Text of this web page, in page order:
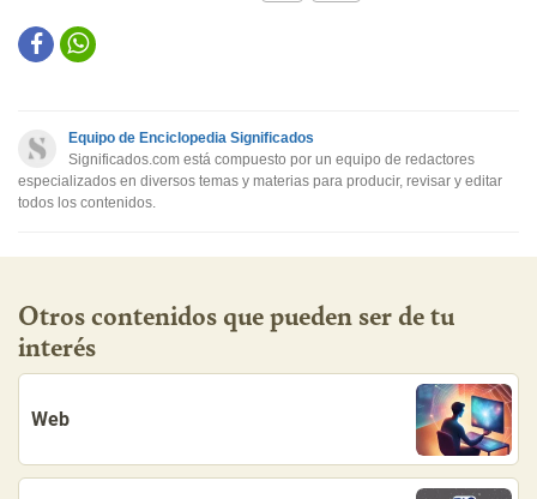
Este contenido contiene información incorrecta
Otro
Equipo de Enciclopedia Significados
Significados.com está compuesto por un equipo de redactores
especializados en diversos temas y materias para producir, revisar y editar
todos los contenidos.
Otros contenidos que pueden ser de tu
interés
Web